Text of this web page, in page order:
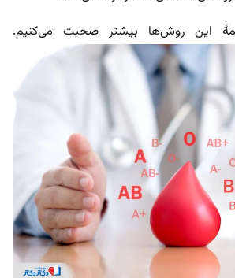
همهٔ این رو‌ش‌ها بیشتر صحبت می‌کنیم.